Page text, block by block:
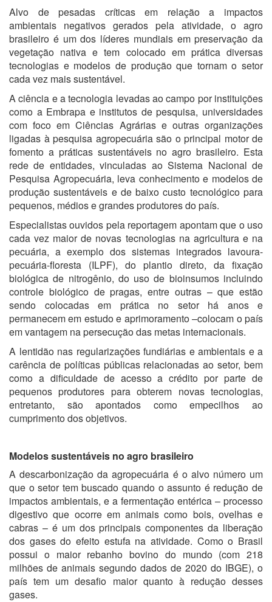
Alvo de pesadas críticas em relação a impactos
ambientais negativos gerados pela atividade, o agro
brasileiro é um dos líderes mundiais em preservação da
vegetação nativa e tem colocado em prática diversas
tecnologias e modelos de produção que tornam o setor
cada vez mais sustentável.
A ciência e a tecnologia levadas ao campo por instituições
como a Embrapa e institutos de pesquisa, universidades
com foco em Ciências Agrárias e outras organizações
ligadas à pesquisa agropecuária são o principal motor de
fomento a práticas sustentáveis no agro brasileiro. Esta
rede de entidades, vinculadas ao Sistema Nacional de
Pesquisa Agropecuária, leva conhecimento e modelos de
produção sustentáveis e de baixo custo tecnológico para
pequenos, médios e grandes produtores do país.
Especialistas ouvidos pela reportagem apontam que o uso
cada vez maior de novas tecnologias na agricultura e na
pecuária, a exemplo dos sistemas integrados lavoura-
pecuária-floresta (ILPF), do plantio direto, da fixação
biológica de nitrogênio, do uso de bioinsumos incluindo
controle biológico de pragas, entre outras – que estão
sendo colocadas em prática no setor há anos e
permanecem em estudo e aprimoramento –colocam o país
em vantagem na persecução das metas internacionais.
A lentidão nas regularizações fundiárias e ambientais e a
carência de políticas públicas relacionadas ao setor, bem
como a dificuldade de acesso a crédito por parte de
pequenos produtores para obterem novas tecnologias,
entretanto, são apontados como empecilhos ao
cumprimento dos objetivos.
Modelos sustentáveis no agro brasileiro
A descarbonização da agropecuária é o alvo número um
que o setor tem buscado quando o assunto é redução de
impactos ambientais, e a fermentação entérica – processo
digestivo que ocorre em animais como bois, ovelhas e
cabras – é um dos principais componentes da liberação
dos gases do efeito estufa na atividade. Como o Brasil
possui o maior rebanho bovino do mundo (com 218
milhões de animais segundo dados de 2020 do IBGE), o
país tem um desafio maior quanto à redução desses
gases.